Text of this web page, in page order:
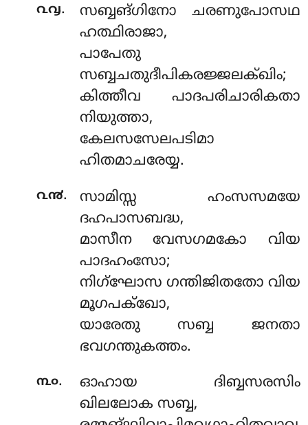
൨൮.
സബ്ബങ്ഗിനോ ചരണുപോസഥ
ഹത്ഥിരാജാ,
പാപേതു
സബ്ബചതുദീപികരജ്ജലക്ഖിം;
കിത്തീവ പാദപരിചാരികതാ
നിയുത്താ,
കേലസസേലപടിമാ
ഹിതമാചരേയ്യ.
൨൯.
സാമിസ്സ ഹംസസമയേ
ദഹപാസബദ്ധ,
മാസീന വേസഗമകോ വിയ
പാദഹംസോ;
നിഗ്ഘോസ ഗന്തിജിതതോ വിയ
മൂഗപക്ഖോ,
യാരേതു സബ്ബ ജനതാ
ഭവഗന്തുകത്തം.
൩൦.
ഓഹായ ദിബ്ബസരസിം
ഖിലലോക സബ്ബ,